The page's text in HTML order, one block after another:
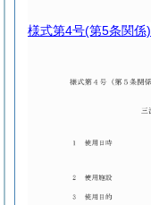
様式第4号(第5条関係)